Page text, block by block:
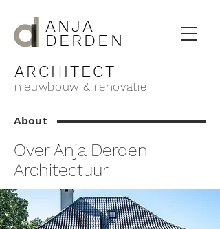
ANJA
DERDEN
ARCHITECT
nieuwbouw & renovatie
About
Over Anja Derden
Architectuur